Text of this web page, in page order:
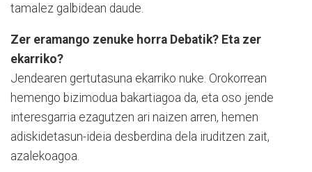
tamalez galbidean daude.
Zer eramango zenuke horra Debatik? Eta zer
ekarriko?
Jendearen gertutasuna ekarriko nuke. Orokorrean
hemengo bizimodua bakartiagoa da, eta oso jende
interesgarria ezagutzen ari naizen arren, hemen
adiskidetasun-ideia desberdina dela iruditzen zait,
azalekoagoa.